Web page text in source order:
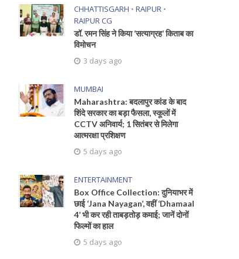
CHHATTISGARH • RAIPUR •
RAIPUR CG
डॉ. रमन सिंह ने किया ‘सत्याग्रह‘ किताब का
विमोचन
3 days ago
MUMBAI
Maharashtra: बदलापुर कांड के बाद
शिंदे सरकार का बड़ा फैसला, स्कूलों में
CCTV अनिवार्य; 1 सितंबर से मिलेगा
आत्मरक्षा प्रशिक्षण
5 days ago
ENTERTAINMENT
Box Office Collection: दुनियाभर में
छाई ‘Jana Nayagan’, वहीं ‘Dhamaal
4’ भी कर रही ताबड़तोड़ कमाई; जानें दोनों
फिल्मों का हाल
5 days ago